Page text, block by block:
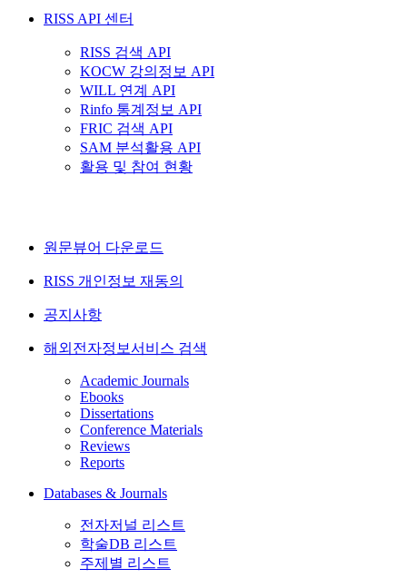
RISS API 센터
RISS 검색 API
KOCW 강의정보 API
WILL 연계 API
Rinfo 통계정보 API
FRIC 검색 API
SAM 분석활용 API
활용 및 참여 현황
원문뷰어 다운로드
RISS 개인정보 재동의
공지사항
해외전자정보서비스 검색
Academic Journals
Ebooks
Dissertations
Conference Materials
Reviews
Reports
Databases & Journals
전자저널 리스트
학술DB 리스트
주제별 리스트